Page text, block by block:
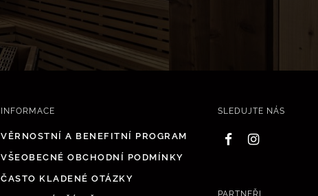
INFORMACE
VĚRNOSTNÍ A BENEFITNÍ PROGRAM
VŠEOBECNÉ OBCHODNÍ PODMÍNKY
ČASTO KLADENÉ OTÁZKY
SLEDUJTE NÁS
PARTNEŘI